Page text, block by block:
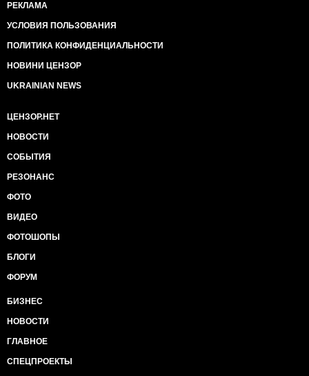
РЕКЛАМА
УСЛОВИЯ ПОЛЬЗОВАНИЯ
ПОЛИТИКА КОНФИДЕНЦИАЛЬНОСТИ
НОВИНИ ЦЕНЗОР
UKRAINIAN NEWS
ЦЕНЗОР.НЕТ
НОВОСТИ
СОБЫТИЯ
РЕЗОНАНС
ФОТО
ВИДЕО
ФОТОШОПЫ
БЛОГИ
ФОРУМ
БИЗНЕС
НОВОСТИ
ГЛАВНОЕ
СПЕЦПРОЕКТЫ